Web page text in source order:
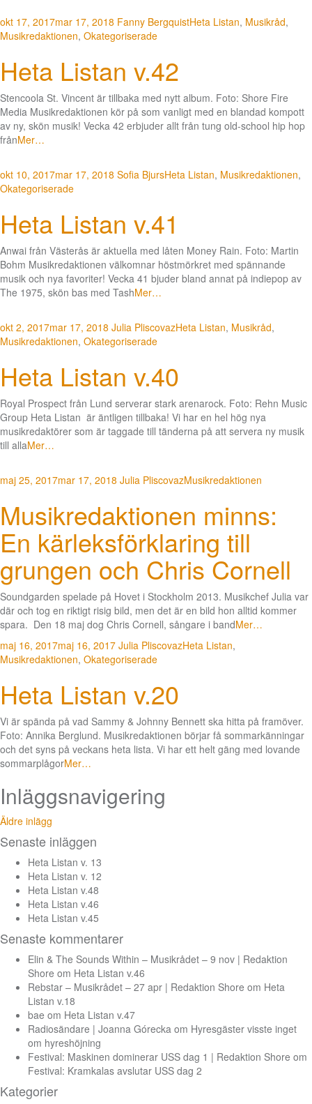
okt 17, 2017mar 17, 2018 Fanny BergquistHeta Listan, Musikråd,
Musikredaktionen, Okategoriserade
Heta Listan v.42
Stencoola St. Vincent är tillbaka med nytt album. Foto: Shore Fire
Media Musikredaktionen kör på som vanligt med en blandad kompott
av ny, skön musik! Vecka 42 erbjuder allt från tung old-school hip hop
frånMer…
okt 10, 2017mar 17, 2018 Sofia BjursHeta Listan, Musikredaktionen,
Okategoriserade
Heta Listan v.41
Anwai från Västerås är aktuella med låten Money Rain. Foto: Martin
Bohm Musikredaktionen välkomnar höstmörkret med spännande
musik och nya favoriter! Vecka 41 bjuder bland annat på indiepop av
The 1975, skön bas med TashMer…
okt 2, 2017mar 17, 2018 Julia PliscovazHeta Listan, Musikråd,
Musikredaktionen, Okategoriserade
Heta Listan v.40
Royal Prospect från Lund serverar stark arenarock. Foto: Rehn Music
Group Heta Listan är äntligen tillbaka! Vi har en hel hög nya
musikredaktörer som är taggade till tänderna på att servera ny musik
till allaMer…
maj 25, 2017mar 17, 2018 Julia PliscovazMusikredaktionen
Musikredaktionen minns:
En kärleksförklaring till
grungen och Chris Cornell
Soundgarden spelade på Hovet i Stockholm 2013. Musikchef Julia var
där och tog en riktigt risig bild, men det är en bild hon alltid kommer
spara. Den 18 maj dog Chris Cornell, sångare i bandMer…
maj 16, 2017maj 16, 2017 Julia PliscovazHeta Listan,
Musikredaktionen, Okategoriserade
Heta Listan v.20
Vi är spända på vad Sammy & Johnny Bennett ska hitta på framöver.
Foto: Annika Berglund. Musikredaktionen börjar få sommarkänningar
och det syns på veckans heta lista. Vi har ett helt gäng med lovande
sommarplågorMer…
Inläggsnavigering
Äldre inlägg
Senaste inläggen
Heta Listan v. 13
Heta Listan v. 12
Heta Listan v.48
Heta Listan v.46
Heta Listan v.45
Senaste kommentarer
Elin & The Sounds Within – Musikrådet – 9 nov | Redaktion
Shore om Heta Listan v.46
Rebstar – Musikrådet – 27 apr | Redaktion Shore om Heta
Listan v.18
bae om Heta Listan v.47
Radiosändare | Joanna Górecka om Hyresgäster visste inget
om hyreshöjning
Festival: Maskinen dominerar USS dag 1 | Redaktion Shore om
Festival: Kramkalas avslutar USS dag 2
Kategorier